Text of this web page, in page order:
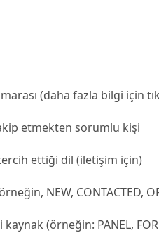
(daha fazla bilgi için
etmekten sorumlu kişi
ettiği dil (iletişim için)
NEW, CONTACTED,
(örneğin: PANEL,